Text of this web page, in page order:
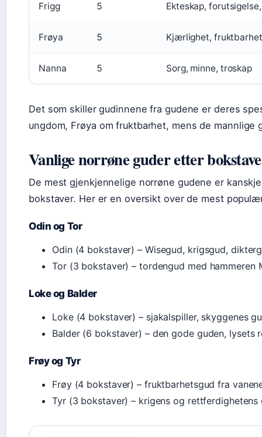
Frigg 5 Ekteskap,
Frøya 5 Kjærlighet,
Nanna 5 Sorg, minne, troskap
Det som skiller gudinnene fra gudene er deres
ungdom, Frøya om fruktbarhet, mens de
Vanlige norrøne guder etter
De mest gjenkjennelige norrøne gudene er
bokstaver. Her er en oversikt over de mest
Odin og Tor
Odin (4 bokstaver) – Wisegud, krigsgud,
Tor (3 bokstaver) – tordengud med hammeren
Loke og Balder
Loke (4 bokstaver) – sjakalspiller, skyggenes
Balder (6 bokstaver) – den gode guden, lysets
Frøy og Tyr
Frøy (4 bokstaver) – fruktbarhetsgud fra
Tyr (3 bokstaver) – krigens og rettferdighetens